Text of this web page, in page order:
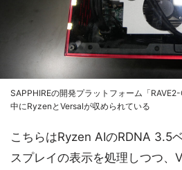
SAPPHIREの開発プラットフォーム「
中にRyzenとVersalが収められている
こちらはRyzen AIのRDNA 3.5
スプレイの表示を処理しつつ、